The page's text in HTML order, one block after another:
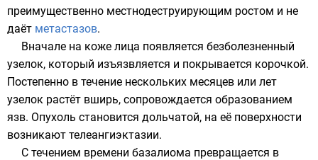
преимущественно местнодеструирующим ростом и не
даёт метастазов.
Вначале на коже лица появляется безболезненный
узелок, который изъязвляется и покрывается корочкой.
Постепенно в течение нескольких месяцев или лет
узелок растёт вширь, сопровождается образованием
язв. Опухоль становится дольчатой, на её поверхности
возникают телеангиэктазии.
С течением времени базалиома превращается в